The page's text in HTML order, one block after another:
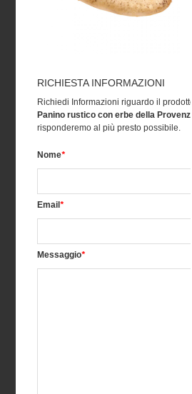
RICHIESTA INFORMAZIONI
Richiedi Informazioni riguardo il prodotto
Panino rustico con erbe della Provenza
risponderemo al più presto possibile.
Nome*
Email*
Messaggio*